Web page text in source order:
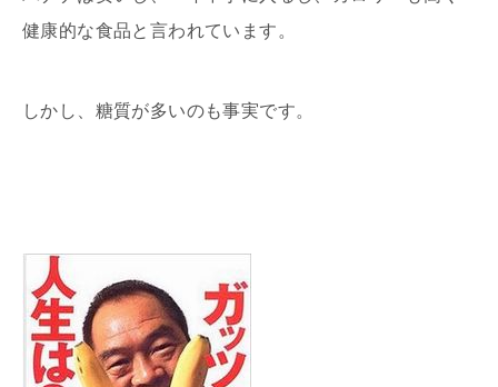
健康的な食品と言われています。
しかし、糖質が多いのも事実です。